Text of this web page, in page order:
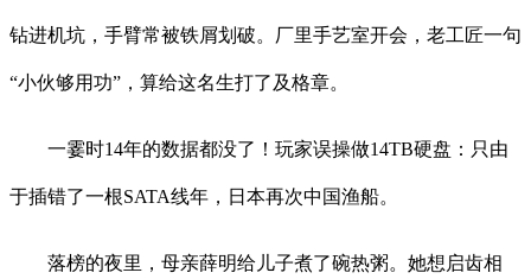
钻进机坑，手臂常被铁屑划破。厂里手艺室开会，老工匠一句
“小伙够用功”，算给这名生打了及格章。
一霎时14年的数据都没了！玩家误操做14TB硬盘：只由
于插错了一根SATA线年，日本再次中国渔船。
落榜的夜里，母亲薛明给儿子煮了碗热粥。她想启齿相